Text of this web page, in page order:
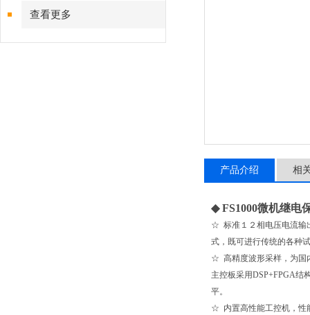
查看更多
产品介绍 相
◆FS1000微机继电
☆ 标准１２相电压电流输
式，既可进行传统的各种
☆ 高精度波形采样，为国
主控板采用DSP+FPGA结
平。
☆ 内置高性能工控机，性